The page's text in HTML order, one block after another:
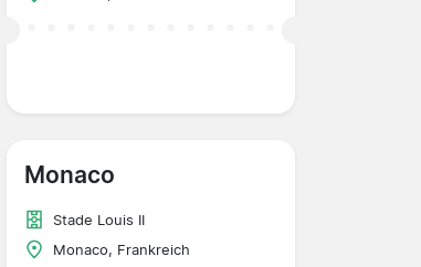
Monaco
Stade Louis II
Monaco, Frankreich